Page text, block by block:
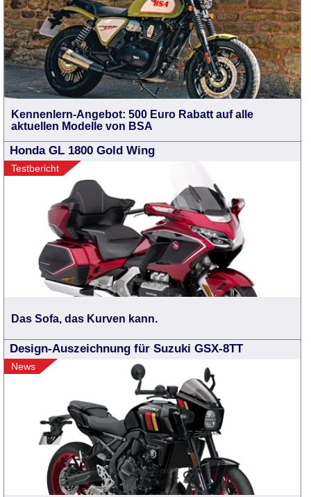
Kennenlern-Angebot: 500 Euro Rabatt auf alle
aktuellen Modelle von BSA
Honda GL 1800 Gold Wing
Testbericht
Das Sofa, das Kurven kann.
Design-Auszeichnung für Suzuki GSX-8TT
News